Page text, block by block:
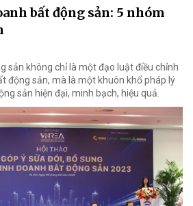
bất động sản: 5 nhóm
sản không chỉ là một đạo luật điều chỉnh
động sản, mà là một khuôn khổ pháp lý
sản hiện đại, minh bạch, hiệu quả.